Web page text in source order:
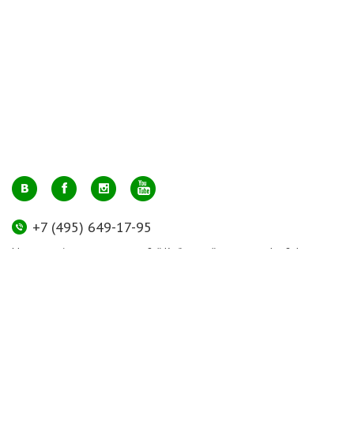
+7 (495) 649-17-95
Москва, м. Авиамоторная, ул. 2-й Кабельный проезд, д. 1, к.2, 1 этаж,